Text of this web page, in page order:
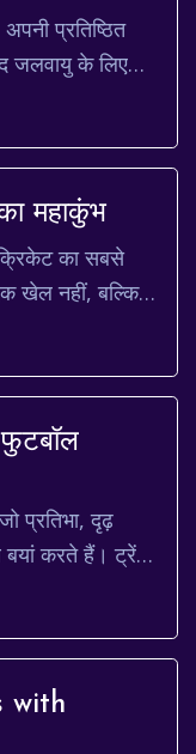
प्रतिष्ठित
जलवायु के लिए
हर मौसम ...
महाकुंभ
क्रिकेट का सबसे
खेल नहीं, बल्कि
प्रतिभा, दृढ़
करते हैं। ट्रेंट
with